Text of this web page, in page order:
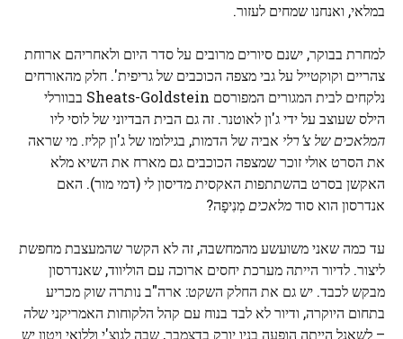
במלאי, ואנחנו שמחים לעזור.
למחרת בבוקר, ישנם סיורים מרובים על סדר היום ולאחריהם ארוחת
צהריים וקוקטייל על גבי מצפה הכוכבים של גריפית'. חלק מהאורחים
נלקחים לבית המגורים המפורסם Sheats-Goldstein בבוורלי
הילס שעוצב על ידי ג'ון לאוטנר. זה גם הבית הבדיוני של לוסי ליו
המלאכים של צ'רלי אביה של הדמות, בגילומו של ג'ון קליז. מי שראה
את הסרט אולי זוכר שמצפה הכוכבים גם מארח את השיא מלא
האקשן בסרט בהשתתפות האקסית מדיסון לי (דמי מור). האם
אנדרסון הוא סודמלאכיםמְנִיפָה?
עד כמה שאני משועשע מהמחשבה, זה לא הקשר שהמעצבת מחפשת
ליצור. לדיור הייתה מערכת יחסים ארוכה עם הוליווד, שאנדרסון
מבקש לכבד. יש גם את החלק השקט: ארה"ב נותרה שוק מכריע
בתחום היוקרה, ודיור לא לבד בנוח עם קהל הלקוחות האמריקני שלה
– לשאנל הייתה הופעה בניו יורק בדצמבר, שבה לגוצ'י וללואי ויטון יש